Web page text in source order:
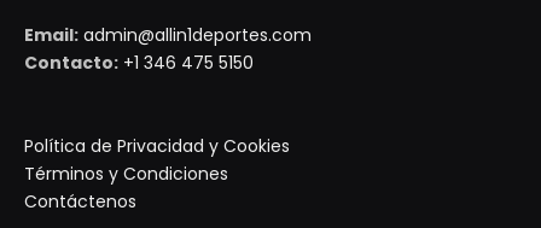
Email: admin@allin1deportes.com
Contacto: +1 346 475 5150
Política de Privacidad y Cookies
Términos y Condiciones
Contáctenos